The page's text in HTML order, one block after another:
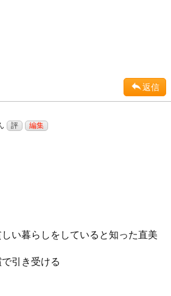
返信
い暮らしをしていると知った直美
引き受ける